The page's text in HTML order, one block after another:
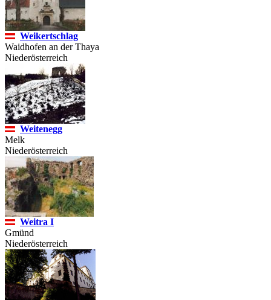
Weikertschlag
Waidhofen an der Thaya
Niederösterreich
Weitenegg
Melk
Niederösterreich
Weitra I
Gmünd
Niederösterreich